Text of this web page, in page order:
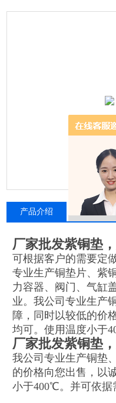
产品介绍 相关产品
厂家批发紫铜垫
可根据客户的需要定
专业生产铜垫片、紫
力容器、阀门、气缸
业。我公司专业生产
障，同时以较低的价
均可。使用温度小于
厂家批发紫铜垫
我公司专业生产铜垫
的价格向您出售，以
小于400℃。并可依据